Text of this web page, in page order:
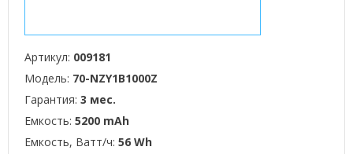
Артикул: 009181
Модель: 70-NZY1B1000Z
Гарантия: 3 мес.
Емкость: 5200 mAh
Емкость, Ватт/ч: 56 Wh